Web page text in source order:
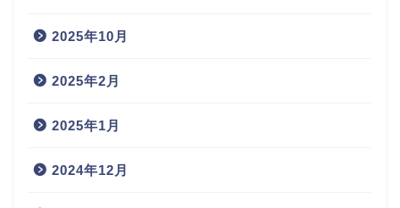
2025年10月
2025年2月
2025年1月
2024年12月